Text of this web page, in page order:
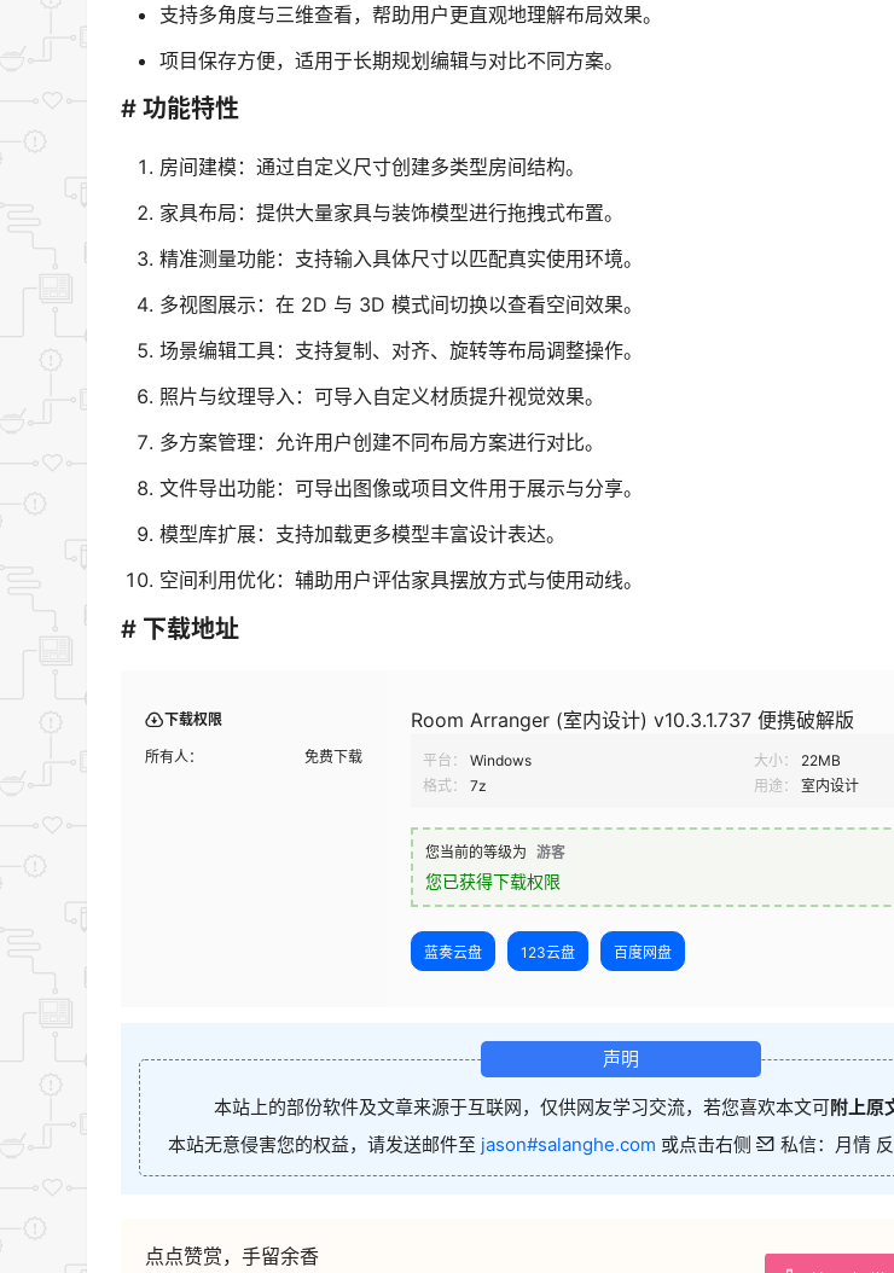
支持多角度与三维查看，帮助用户更直观地理解布局效果。
项目保存方便，适用于长期规划编辑与对比不同方案。
# 功能特性
房间建模：通过自定义尺寸创建多类型房间结构。
家具布局：提供大量家具与装饰模型进行拖拽式布置。
精准测量功能：支持输入具体尺寸以匹配真实使用环境。
多视图展示：在 2D 与 3D 模式间切换以查看空间效果。
场景编辑工具：支持复制、对齐、旋转等布局调整操作。
照片与纹理导入：可导入自定义材质提升视觉效果。
多方案管理：允许用户创建不同布局方案进行对比。
文件导出功能：可导出图像或项目文件用于展示与分享。
模型库扩展：支持加载更多模型丰富设计表达。
空间利用优化：辅助用户评估家具摆放方式与使用动线。
# 下载地址
下载权限
所有人： 免费下载
Room Arranger (室内设计) v10.3.1.737 便携破解版
平台： Windows 大小：
22MB
格式：
7z 用途： 室内设计
您当前的等级为 游客
您已获得下载权限
蓝奏云盘 123云盘 百度网盘
声明
本站上的部份软件及文章来源于互联网，仅供网友学习交流，若您喜欢本文可附上原
本站无意侵害您的权益，请发送邮件至 jason#salanghe.com 或点击右侧 私信：月情
点点赞赏，手留余香